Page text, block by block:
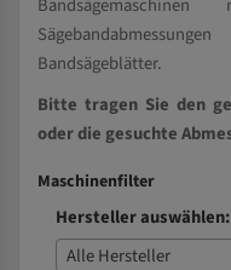
Bandsägeblätter.
Bitte tragen Sie den
oder die gesuchte
Maschinenfilter
Hersteller auswählen:
Alle Hersteller